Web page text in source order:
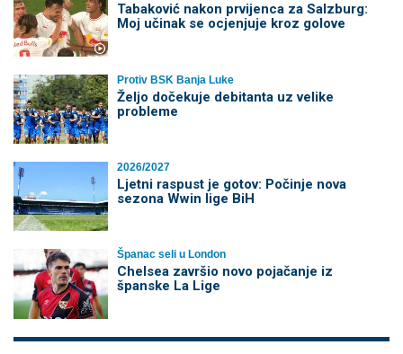
Tabaković nakon prvijenca za Salzburg:
Moj učinak se ocjenjuje kroz golove
Protiv BSK Banja Luke
Željo dočekuje debitanta uz velike
probleme
2026/2027
Ljetni raspust je gotov: Počinje nova
sezona Wwin lige BiH
Španac seli u London
Chelsea završio novo pojačanje iz
španske La Lige